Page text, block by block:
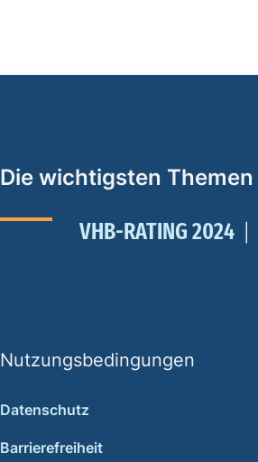
Die wichtigsten Themen
VHB-RATING 2024
Nutzungsbedingungen
Datenschutz
Barrierefreiheit